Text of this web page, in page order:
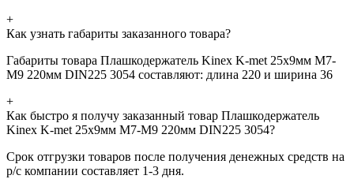
+
Как узнать габариты заказанного товара?
Габариты товара Плашкодержатель Kinex K-met 25х9мм М7-
М9 220мм DIN225 3054 составляют: длина 220 и ширина 36
+
Как быстро я получу заказанный товар Плашкодержатель
Kinex K-met 25х9мм М7-М9 220мм DIN225 3054?
Срок отгрузки товаров после получения денежных средств на
р/с компании составляет 1-3 дня.